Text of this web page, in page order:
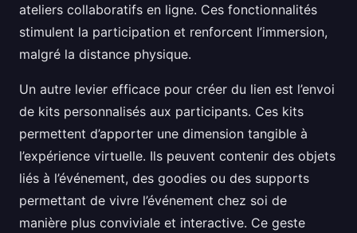
ateliers collaboratifs en ligne. Ces fonctionnalités
stimulent la participation et renforcent l’immersion,
malgré la distance physique.
Un autre levier efficace pour créer du lien est l’envoi
de kits personnalisés aux participants. Ces kits
permettent d’apporter une dimension tangible à
l’expérience virtuelle. Ils peuvent contenir des objets
liés à l’événement, des goodies ou des supports
permettant de vivre l’événement chez soi de
manière plus conviviale et interactive. Ce geste